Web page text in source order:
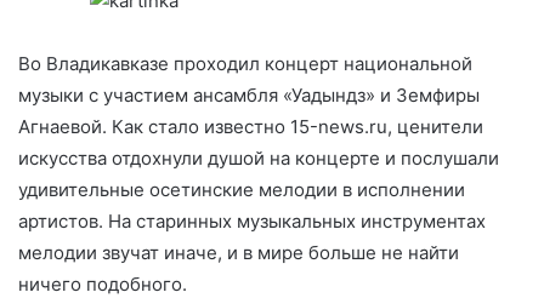
Во Владикавказе проходил концерт национальной
музыки с участием ансамбля «Уадындз» и Земфиры
Агнаевой. Как стало известно 15-news.ru, ценители
искусства отдохнули душой на концерте и послушали
удивительные осетинские мелодии в исполнении
артистов. На старинных музыкальных инструментах
мелодии звучат иначе, и в мире больше не найти
ничего подобного.